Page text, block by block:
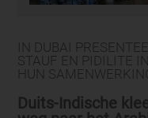
IN DUBAI
STAUF EN PIDILITE
HUN
Duits-Indische